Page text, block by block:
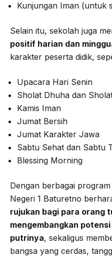
Kunjungan Iman (untuk
Selain itu, sekolah juga
positif harian dan
karakter peserta didik,
Upacara Hari Senin
Sholat Dhuha dan
Kamis Iman
Jumat Bersih
Jumat Karakter Jawa
Sabtu Sehat dan Sabtu
Blessing Morning
Dengan berbagai
Negeri 1 Baturetno
rujukan bagi para orang
mengembangkan
putrinya, sekaligus
bangsa yang cerdas,